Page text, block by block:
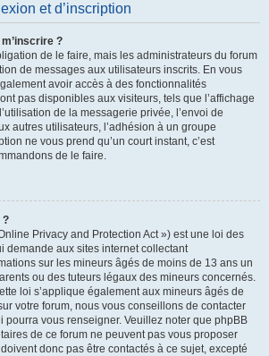
et d’inscription
?
de le faire, mais les administrateurs du forum
de messages aux utilisateurs inscrits. En vous
avoir accès à des fonctionnalités
pas disponibles aux visiteurs, tels que l’affichage
de la messagerie privée, l’envoi de
autres utilisateurs, l’adhésion à un groupe
ne vous prend qu’un court instant, c’est
de le faire.
?
Privacy and Protection Act ») est une loi des
demande aux sites internet collectant
sur les mineurs âgés de moins de 13 ans un
ou des tuteurs légaux des mineurs concernés.
loi s’applique également aux mineurs âgés de
votre forum, nous vous conseillons de contacter
vous renseigner. Veuillez noter que phpBB
de ce forum ne peuvent pas vous proposer
donc pas être contactés à ce sujet, excepté